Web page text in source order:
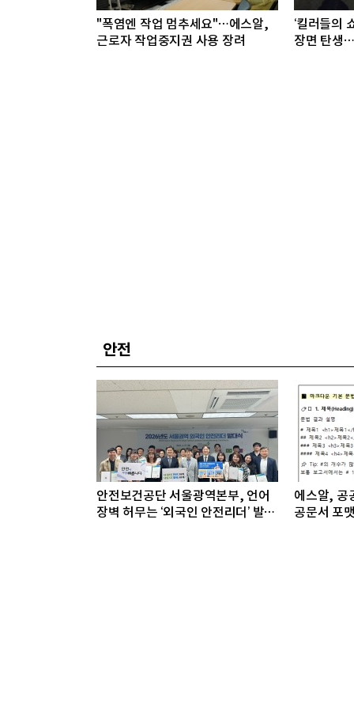
"폭염엔 작업 멈추세요"…에스알,
근로자 작업중지권 사용 장려
‘킬러들의
장면 탄생…
안전
안전보건공단 서울광역본부, 언어
장벽 허무는 ‘외국인 안전리더’ 발대
에스알, 공
공문서 포